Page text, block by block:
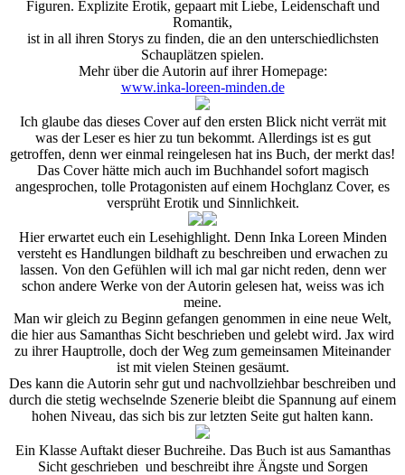
Figuren. Explizite Erotik, gepaart mit Liebe, Leidenschaft und
Romantik,
ist in all ihren Storys zu finden, die an den unterschiedlichsten
Schauplätzen spielen.
Mehr über die Autorin auf ihrer Homepage:
www.inka-loreen-minden.de
Ich glaube das dieses Cover auf den ersten Blick nicht verrät mit
was der Leser es hier zu tun bekommt. Allerdings ist es gut
getroffen, denn wer einmal reingelesen hat ins Buch, der merkt das!
Das Cover hätte mich auch im Buchhandel sofort magisch
angesprochen, tolle Protagonisten auf einem Hochglanz Cover, es
versprüht Erotik und Sinnlichkeit.
Hier erwartet euch ein Lesehighlight. Denn Inka Loreen Minden
versteht es Handlungen bildhaft zu beschreiben und erwachen zu
lassen. Von den Gefühlen will ich mal gar nicht reden, denn wer
schon andere Werke von der Autorin gelesen hat, weiss was ich
meine.
Man wir gleich zu Beginn gefangen genommen in eine neue Welt,
die hier aus Samanthas Sicht beschrieben und gelebt wird. Jax wird
zu ihrer Hauptrolle, doch der Weg zum gemeinsamen Miteinander
ist mit vielen Steinen gesäumt.
Des kann die Autorin sehr gut und nachvollziehbar beschreiben und
durch die stetig wechselnde Szenerie bleibt die Spannung auf einem
hohen Niveau, das sich bis zur letzten Seite gut halten kann.
Ein Klasse Auftakt dieser Buchreihe. Das Buch ist aus Samanthas
Sicht geschrieben und beschreibt ihre Ängste und Sorgen